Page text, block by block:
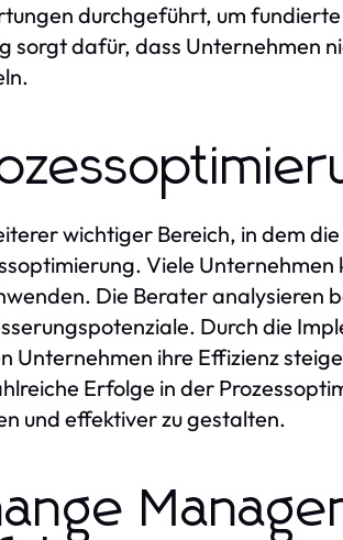
durchgeführt, um
sorgt dafür, dass Unternehmen
wichtiger Bereich, in dem
Viele
Die Berater analysieren
Durch die
Unternehmen ihre Effizienz
Erfolge in der
und effektiver zu gestalten.